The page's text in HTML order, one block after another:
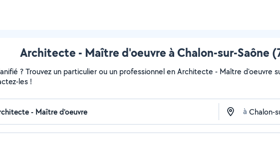
Architecte - Maître d'oeuvre à Chalon-sur-Saône
? Trouvez un particulier ou un professionnel en Architecte - Maître d'oeuvre
les !
à